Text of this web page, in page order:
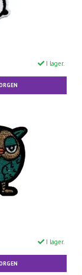
I lager.
I lager.